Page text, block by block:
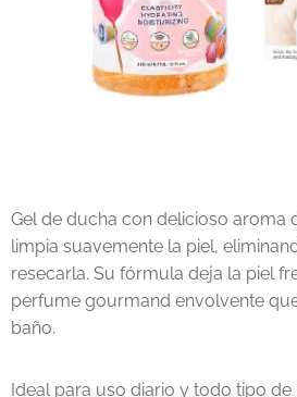
Gel de ducha con delicioso aroma
limpia suavemente la piel,
resecarla. Su fórmula deja la piel
perfume gourmand envolvente
baño.
Ideal para uso diario y todo tipo de